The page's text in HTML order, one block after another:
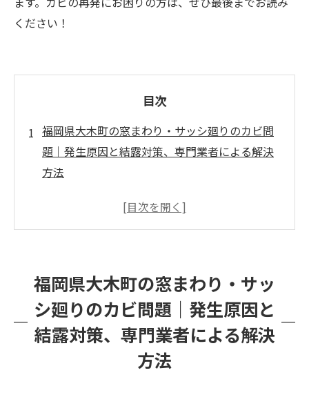
ください！
目次
福岡県大木町の窓まわり・サッシ廻りのカビ問
題｜発生原因と結露対策、専門業者による解決
方法
窓まわりやサッシ廻りで結露を防ぐ方法
カビバスターズ福岡の専門サービス
福岡県大木町の窓まわり・サッ
シ廻りのカビ問題｜発生原因と
結露対策、専門業者による解決
方法